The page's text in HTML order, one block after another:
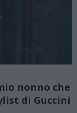
nonno che
di Guccini